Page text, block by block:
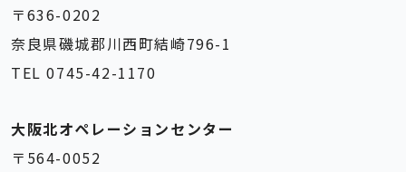
〒636-0202
奈良県磯城郡川西町結崎796-1
TEL 0745-42-1170
大阪北オペレーションセンター
〒564-0052